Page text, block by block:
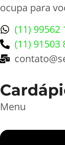
ocupa para
(11) 99562
(11) 91503
Menu